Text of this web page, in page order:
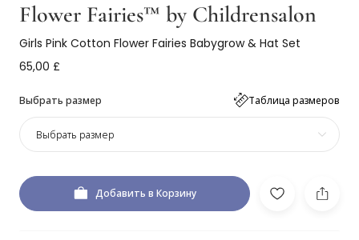
Flower Fairies™ by Childrensalon
Girls Pink Cotton Flower Fairies Babygrow & Hat Set
65,00 £
Выбрать размер Таблица размеров
Выбрать размер
Добавить в Корзину